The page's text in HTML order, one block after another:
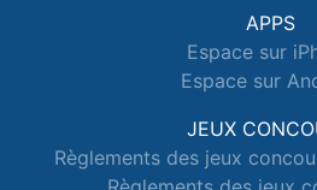
APPS
Espace sur
Espace sur
JEUX
Règlements des jeux